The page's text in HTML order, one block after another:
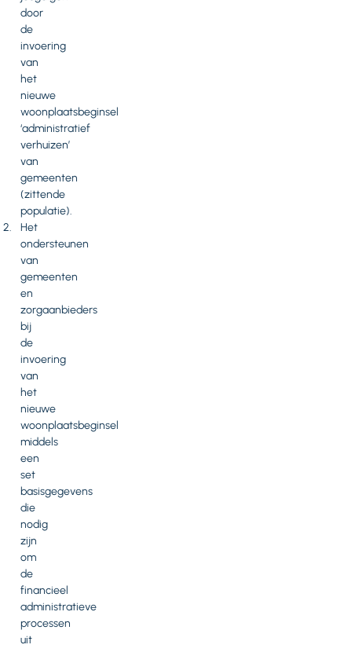
door
de
invoering
van
het
nieuwe
woonplaatsbeginsel
‘administratief
verhuizen’
van
gemeenten
(zittende
populatie).
Het
ondersteunen
van
gemeenten
en
zorgaanbieders
bij
de
invoering
van
het
nieuwe
woonplaatsbeginsel
middels
een
set
basisgegevens
die
nodig
zijn
om
de
financieel
administratieve
processen
uit